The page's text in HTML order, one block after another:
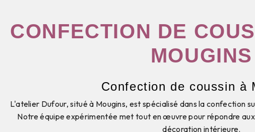
CONFECTION DE
MOUGINS
Confection de coussin à
L'atelier Dufour, situé à Mougins, est spécialisé dans la confection
Notre équipe expérimentée met tout en œuvre pour répondre
décoration intérieure.